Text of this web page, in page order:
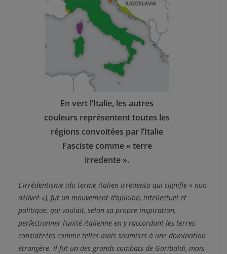
En vert l’Italie, les autres
couleurs représentent toutes les
régions convoitées par l’Italie
Fasciste comme « terre
irredente ».
L’irrédentisme (du terme italien irredento qui signifie « non
délivré »), fut un mouvement d’opinion, intellectuel et
politique, qui voulait, selon sa propre inspiration,
perfectionner l’unité italienne en y raccordant les terres
considérées comme telles mais soumises à une domination
étrangère. Il fut un des grands combats de Garibaldi, mais